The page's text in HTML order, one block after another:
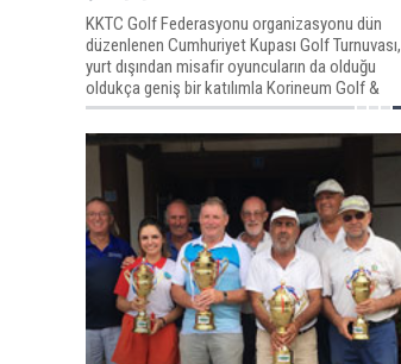
KKTC Golf Federasyonu organizasyonu dün
düzenlenen Cumhuriyet Kupası Golf Turnuvası,
yurt dışından misafir oyuncuların da olduğu
oldukça geniş bir katılımla Korineum Golf &
Beach Club sahasında gerçekleşti.